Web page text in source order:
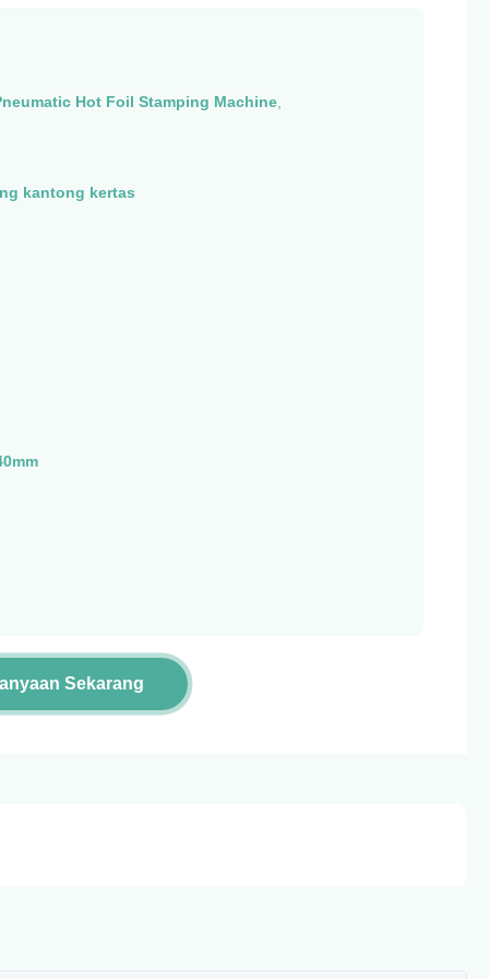
Hot Foil Stamping Machine,
kantong kertas
Sekarang